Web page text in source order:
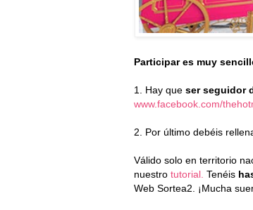
Participar es muy
1. Hay que ser seguidor
www.facebook.com/
2. Por último debéis
Válido solo en territorio
nuestro tutorial. Tenéis
Web Sortea2. ¡Mucha